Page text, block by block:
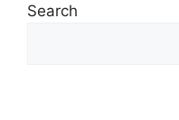
Search